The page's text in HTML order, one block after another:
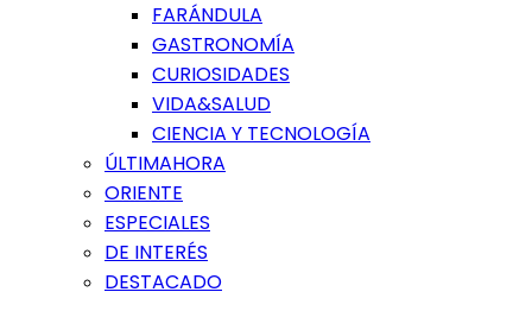
FARÁNDULA
GASTRONOMÍA
CURIOSIDADES
VIDA&SALUD
CIENCIA Y TECNOLOGÍA
ÚLTIMAHORA
ORIENTE
ESPECIALES
DE INTERÉS
DESTACADO